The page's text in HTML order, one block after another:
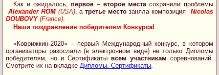
Как и ожидалось,первое – второе местасохранили проблемы
Alexander ROM(USA), а третье местозаняла композиция Nicolas
DOUBOVY(France).
Наши поздравления победителям Конкурса!
«Коврижкин-2020» – первый Международный конкурс, в котором
организаторы разослали (в электронном виде) не только Дипломы
победителям, но и Сертификаты всем участникам соревнований.
Смотрите их на вкладкеДипломы. Сертификаты.